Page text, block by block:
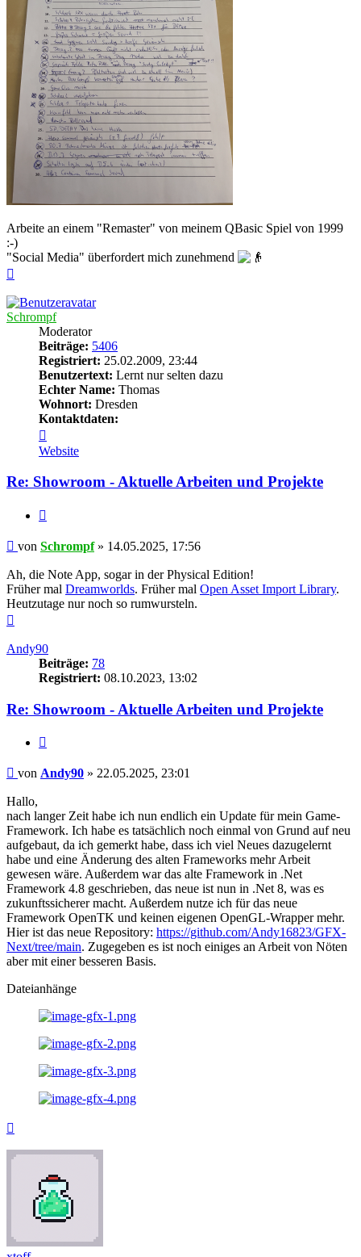
Arbeite an einem "Remaster" von meinem QBasic Spiel von 1999
:-)
"Social Media" überfordert mich zunehmend
Schrompf
Moderator
Beiträge: 5406
Registriert: 25.02.2009, 23:44
Benutzertext: Lernt nur selten dazu
Echter Name: Thomas
Wohnort: Dresden
Kontaktdaten:
von
Schrompf
Website
Re: Showroom - Aktuelle Arbeiten und Projekte
Beitrag
von Schrompf» 14.05.2025, 17:56
Ah, die Note App, sogar in der Physical Edition!
Früher mal Dreamworlds. Früher mal Open Asset Import Library.
Heutzutage nur noch so rumwursteln.
Andy90
Beiträge: 78
Registriert: 08.10.2023, 13:02
Re: Showroom - Aktuelle Arbeiten und Projekte
Beitrag
von Andy90 » 22.05.2025, 23:01
Hallo,
nach langer Zeit habe ich nun endlich ein Update für mein Game-
Framework. Ich habe es tatsächlich noch einmal von Grund auf neu
aufgebaut, da ich gemerkt habe, dass ich viel Neues dazugelernt
habe und eine Änderung des alten Frameworks mehr Arbeit
gewesen wäre. Außerdem war das alte Framework in .Net
Framework 4.8 geschrieben, das neue ist nun in .Net 8, was es
zukunftssicherer macht. Außerdem nutze ich für das neue
Framework OpenTK und keinen eigenen OpenGL-Wrapper mehr.
Hier ist das neue Repository: https://github.com/Andy16823/GFX-
Next/tree/main. Zugegeben es ist noch einiges an Arbeit von Nöten
aber mit einer besseren Basis.
Dateianhänge